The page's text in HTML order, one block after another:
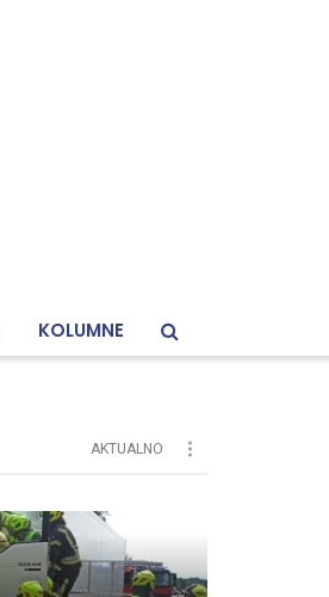
KOLUMNE
AKTUALNO